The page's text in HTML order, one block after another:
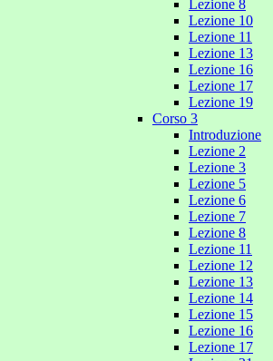
Lezione 8
Lezione 10
Lezione 11
Lezione 13
Lezione 16
Lezione 17
Lezione 19
Corso 3
Introduzione
Lezione 2
Lezione 3
Lezione 5
Lezione 6
Lezione 7
Lezione 8
Lezione 11
Lezione 12
Lezione 13
Lezione 14
Lezione 15
Lezione 16
Lezione 17